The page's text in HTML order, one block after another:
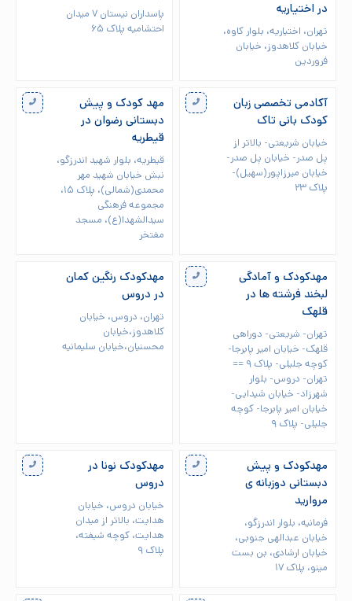
در اختیاریه
تهران، اختیاریه، بلوار کاوه،
خیابان کلاهدوز، خیابان
فروردین
پاسداران نیستان ۷ میدان
احتشامیه پلاک ۶۵
آکادمی تخصصی زبان
کودک بانی تاک
خیابان شریعتی- بالاتر از
پل صدر- خیابان پل صدر-
خیابان میرزاپور(سهیل)-
پلاک ۲۳
مهد کودک و پیش
دبستانی رضوان در
قیطریه
قیطریه، بلوار شهید اندرزگو،
نبش خیابان شهید مهر
محمدی(شمالی)، پلاک ۱۵،
مجموعه فرهنگی
سیدالشهدا(ع)، مسجد
مفتخر
مهدکودک و آمادگی
لبخند فرشته ها در
قلهک
تهران- شریعتی- دوراهی
قلهک- خیابان امیر پابرجا-
کوچه جلیلی- پلاک ۹ ==
تهران- دروس- بلوار
شهرزاد- خیابان شیدایی-
خیابان امیر پابرجا- کوچه
جلیلی- پلاک ۹
مهدکودک رنگین کمان
در دروس
تهران، دروس، خیابان
کلاهدوز،خیابان
محسنیان،خیابان سلیمانیه
مهدکودک و پیش
دبستانی دوزبانه ی
مروارید
فرمانیه، بلوار اندرزگو،
خیابان عبدالهی جنوبی،
خیابان ارشادی، بن بست
مینو، پلاک ۱۷
مهدکودک نونا در
دروس
خیابان دروس، خیابان
هدايت، بالاتر از ميدان
هدايت، كوچه شيفته،
پلاک ۹